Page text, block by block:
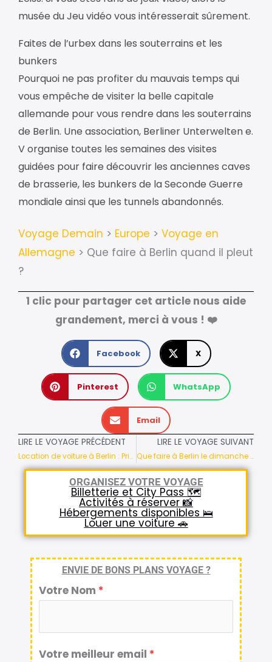
musée du Jeu vidéo vous intéresserait sûrement.
Faites de l’urbex dans les souterrains et les
bunkers
Pourquoi ne pas profiter du mauvais temps qui
vous empêche de visiter la belle capitale
allemande pour vous rendre dans les souterrains
de Berlin. Une association, Berliner Unterwelten e.
V organise toutes les semaines des visites
guidées pour faire découvrir les anciennes caves
de brasserie, les bunkers de la Seconde Guerre
mondiale ainsi que les tunnels abandonnés.
Voyage Demain > Europe > Voyage en
Allemagne > Que faire à Berlin quand il pleut
?
1 clic pour partager cet article nous aide
grandement, merci à vous ! ❤️
Facebook X
Pinterest WhatsApp
Email
LIRE LE VOYAGE PRÉCÉDENT
Location de voiture à Berlin : Prix, conditions, adresses
LIRE LE VOYAGE SUIVANT
Que faire à Berlin le dimanche pour un weekend mémorable ?
ORGANISEZ VOTRE VOYAGE
Billetterie et City Pass 🗺️
Activités à réserver 📸
Hébergements disponibles 🛌
Louer une voiture 🚗
ENVIE DE BONS PLANS VOYAGE ?
Votre Nom *
Votre meilleur email *